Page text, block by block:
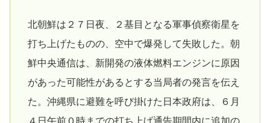
北朝鮮は２７日夜、２基目となる軍事偵察衛星を
打ち上げたものの、空中で爆発して失敗した。朝
鮮中央通信は、新開発の液体燃料エンジンに原因
があった可能性があるとする当局者の発言を伝え
た。沖縄県に避難を呼び掛けた日本政府は、６月
４日午前０時までの打ち上げ通告期間内に追加の